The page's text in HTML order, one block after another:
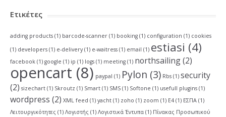
Ετικέτες
adding products (1) barcode-scanner (1) booking (1) configuration (1) cookies
(1) developers (1) e-delivery(1) e-waitress (1) email (1) estiasi (4)
facebook (1) google (1) ip (1) logs (1) meeting (1) northsailing(2)
opencart (8) paypal (1) Pylon (3) Rbs (1) security
(2) sizechart (1) Skroutz (1) Smart (1) SMS (1) Softone (1) usefull plugins (1)
wordpress (2) XML feed (1) yacht (1) zoho (1) zoom (1) Ε4 (1) ΕΣΠΑ (1)
Λειτουργικότητες (1) Λογιστής (1) Λογιστικά Έντυπα (1) Πίνακας Προσωπικού